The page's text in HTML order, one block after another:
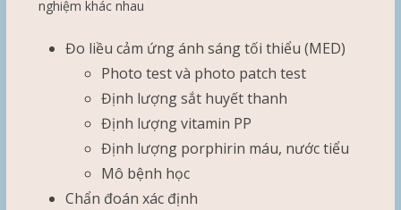
nghiệm khác nhau
Đo liều cảm ứng ánh sáng tối thiểu (MED)
Photo test và photo patch test
Định lượng sắt huyết thanh
Định lượng vitamin PP
Định lượng porphirin máu, nước tiểu
Mô bệnh học
Chẩn đoán xác định